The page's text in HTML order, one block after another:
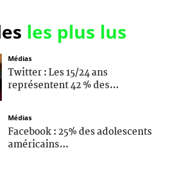
les plus lus
Médias
Twitter : Les 15/24 ans
représentent 42 % des...
Médias
Facebook : 25% des adolescents
américains...